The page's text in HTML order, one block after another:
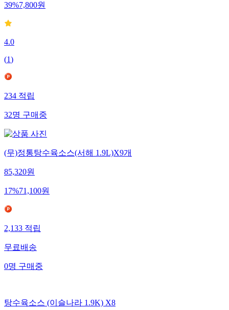
39%7,800원
4.0
(1)
234 적립
32명 구매중
(무)정통탕수육소스(서해 1.9L)X9개
85,320원
17%71,100원
2,133 적립
무료배송
0명 구매중
탕수육소스 (이슬나라 1.9K) X8